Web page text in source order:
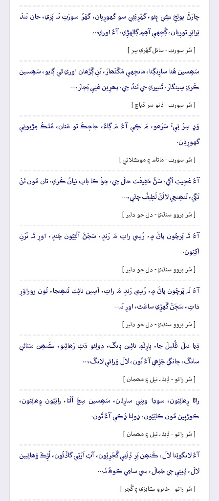
چارَڻَ ٻولِجِ ڪِي ٻِئو، گهُرِيُئِي سو گهورِيان، گهَرُ سورَٺِ نَہ پَڙي، جان تَندُ
بَرابَرِ تورِيان، ڳُجِهي آھِمِ ڳالِهڙِي، آءُ اوري…
[ سُر سورٺ - سائل گهُري سِر ]
سَھِسين ھُئا سارِنگِئا، مانجِهي مَڱڻَھارَ، تَنِ ڳَڙَھان اوري ٿي ڳايو، سَھِسين
ڪَري سِينگارَ، تُنبيري جي تَندُ جِي، پھرِين ھُئِي پَچارَ،…
[ سُر سورٺ - ڏنو سر ڏياچ ]
وَڍِ سِرُ ٿِيءُ سَرَھو، مَ ڪِي آءُ مَ ڳاءُ، جاجِڪَ تو مَٿان، مُلڪُ مِڙيوئِي
گهورِيان.
[ سُر سورٺ - ماتام ۽ موڪلاڻي ]
آءُ عَجِيبَ اَڳي، سُڻُ حَقِيقَتَ حالَ جِي، چؤُ ڪا باتِ بَيانُ ڪَري، تان مُون تَنُ
تَڳي، تُنھِنجِي لالَڻَ لَطِيفُ چئَي،…
[ سُر بروو سنڌي - دل جو دلبر ]
آءُ تَہ پَرچُون پاڻَ ۾، رُسِي راتِ مَ رَنڊِ، سَڄَڻَ اُلَٿِيُون ڇَنڊِ، اورِ تَہ ٺَرَنِ
اَکِيُون.
[ سُر بروو سنڌي - دل جو دلبر ]
آءُ تَہ پَرچُون پاڻَ ۾، رُسِي رَنڊِ مَ راتِ، اَسِين تائِبَ تُنھِنجا، تُون زوراوَرِ
ذاتِ، سَڄَڻَ گَهڙِي ساعَتَ، اورِ تَہ…
[ سُر بروو سنڌي - دل جو دلبر ]
ڏِيا تيلَ ڦُليلَ جا، ٻارِئَمِ تائِين ٻانگَ، ڍولِئو ڍَٽِ رَھائِيو، ڪَنھِن سَٽاڻي
سانگَ، چانگي چَڙِھي آءُ تُون، لالَ وَرائي لانگَ،…
[ سُر راڻو - ڏِيئا، تيل ۽ مھمان ]
راڻا رِھاڻِيُون، سوڍا ويٺِي سارِئان، سَھِسين سِجَ اُلَٿا، راتِيُون وِھاڻِيُون،
ڪوڙيِين مُون ڪاڻِيُون، ڍولِئا ڍَڪي آءُ تُون.
[ سُر راڻو - ڏِيئا، تيل ۽ مھمان ]
آءُ لانگوٽِئا لالَ، ڪَنھِن پَرِ ڏِٺَئِي گُجَرِيُون، آبُ اَرَتِي گاڏَئُون، لُڙِڪَ وَھائِيين
لالَ، ڏِٺِئِي جٖي جَمالَ، سي سامِي ڪوھُ نَہ…
[ سُر راڻو - خابرو ڪاپڙي ۽ گُجر ]